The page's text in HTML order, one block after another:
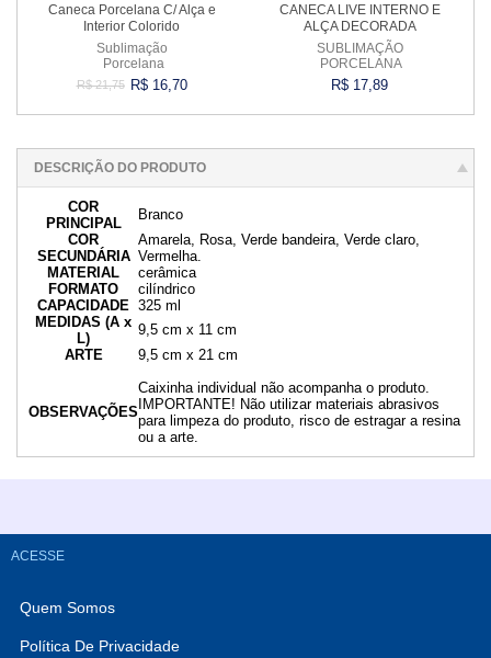
Caneca Porcelana C/ Alça e
Interior Colorido
Sublimação
Porcelana
R$ 21,75 R$ 16,70
CANECA LIVE INTERNO E
ALÇA DECORADA
SUBLIMAÇÃO
PORCELANA
R$ 17,89
DESCRIÇÃO DO PRODUTO
COR
PRINCIPAL
Branco
COR
SECUNDÁRIA
Amarela, Rosa, Verde bandeira, Verde claro,
Vermelha.
MATERIAL
cerâmica
FORMATO
cilíndrico
CAPACIDADE 325 ml
MEDIDAS (A x
L)
9,5 cm x 11 cm
ARTE
9,5 cm x 21 cm
OBSERVAÇÕES
Caixinha individual não acompanha o produto.
IMPORTANTE! Não utilizar materiais abrasivos
para limpeza do produto, risco de estragar a resina
ou a arte.
ACESSE
Quem Somos
Política De Privacidade